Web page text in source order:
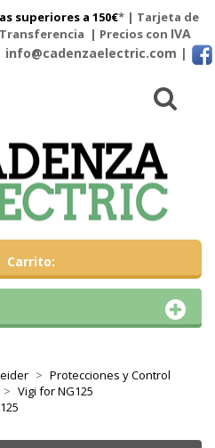
superiores a 150€* | Tarjeta de
Transferencia | Precios con IVA
info@cadenzaelectric.com |
Carrito
Protecciones y Control
Vigi for NG125